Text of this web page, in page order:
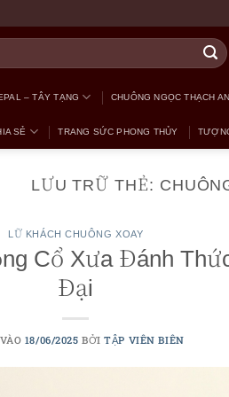
– TÂY TẠNG CHUÔNG NGỌC THẠCH
SẺ TRANG SỨC PHONG THỦY
LƯU TRỮ THẺ:
LỮ KHÁCH CHUÔNG XOAY
Cổ Xưa Đánh
Đại
18/06/2025 BỞITẬP VIÊN BIÊN